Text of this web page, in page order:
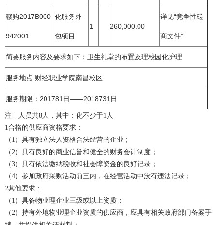
赣购2017B000
942001
化服务外
包项目
1 260,000.00
详见“竞争性磋
商文件”
简要服务内容及要求如下：卫生礼堂的布置及理校园化护理
服务地点:财经职业学院南昌校区
服务期限：201781日——2018731日
注： 人员共8人，其中： 化不少于1人
1合格的供应商资格要求：
（1）具有独立法人资格合法经营的企业；
（2）具有良好的商业信誉和健全的财务会计制度；
（3）具有依法缴纳税收和社会 障资金的良好记录；
（4）参加政府采购活动前三内，在经营活动中没有违法记录；
2其他要求：
（1）具备物业理企业三级或以上资质；
（2）持有外地物业理企业资质的供应商，应具有相关政府部门备案手